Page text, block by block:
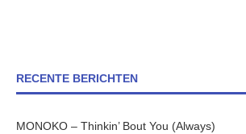
RECENTE BERICHTEN
MONOKO – Thinkin’ Bout You (Always)